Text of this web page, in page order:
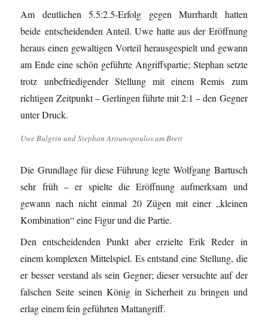
Am deutlichen 5.5:2.5-Erfolg gegen Murrhardt hatten
beide entscheidenden Anteil. Uwe hatte aus der Eröffnung
heraus einen gewaltigen Vorteil herausgespielt und gewann
am Ende eine schön geführte Angriffspartie; Stephan setzte
trotz unbefriedigender Stellung mit einem Remis zum
richtigen Zeitpunkt – Gerlingen führte mit 2:1 – den Gegner
unter Druck.
Uwe Bulgrin und Stephan Arounopoulos am Brett
Die Grundlage für diese Führung legte Wolfgang Bartusch
sehr früh – er spielte die Eröffnung aufmerksam und
gewann nach nicht einmal 20 Zügen mit einer „kleinen
Kombination“ eine Figur und die Partie.
Den entscheidenden Punkt aber erzielte Erik Reder in
einem komplexen Mittelspiel. Es entstand eine Stellung, die
er besser verstand als sein Gegner; dieser versuchte auf der
falschen Seite seinen König in Sicherheit zu bringen und
erlag einem fein geführten Mattangriff.